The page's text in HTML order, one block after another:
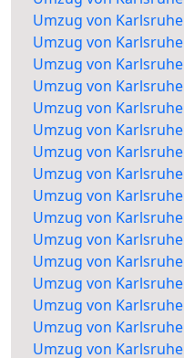
Umzug von
Umzug von
Umzug von
Umzug von
Umzug von
Umzug von
Umzug von
Umzug von
Umzug von
Umzug von
Umzug von
Umzug von
Umzug von
Umzug von
Umzug von
Umzug von